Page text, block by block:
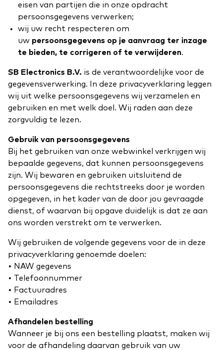
eisen van partijen die in onze opdracht
persoonsgegevens verwerken;
wij uw recht respecteren om
uw persoonsgegevens op je aanvraag ter inzage
te bieden, te corrigeren of te verwijderen.
SB Electronics B.V. is de verantwoordelijke voor de
gegevensverwerking. In deze privacyverklaring leggen
wij uit welke persoonsgegevens wij verzamelen en
gebruiken en met welk doel. Wij raden aan deze
zorgvuldig te lezen.
Gebruik van persoonsgegevens
Bij het gebruiken van onze webwinkel verkrijgen wij
bepaalde gegevens, dat kunnen persoonsgegevens
zijn. Wij bewaren en gebruiken uitsluitend de
persoonsgegevens die rechtstreeks door je worden
opgegeven, in het kader van de door jou gevraagde
dienst, of waarvan bij opgave duidelijk is dat ze aan
ons worden verstrekt om te verwerken.
Wij gebruiken de volgende gegevens voor de in deze
privacyverklaring genoemde doelen:
• NAW gegevens
• Telefoonnummer
• Factuuradres
• Emailadres
Afhandelen bestelling
Wanneer je bij ons een bestelling plaatst, maken wij
voor de afhandeling daarvan gebruik van uw